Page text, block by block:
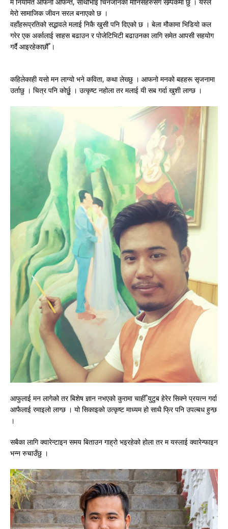
म नियमित आफनो आफन्त, साथीभाइ चिनजानका मानिसहरुसँग सम्र्पकमा छु । यस्ले
मेरो सामाजिक जीवन सरल बनाएको छ ।
वहाँहरूप्रतिको सद्भावले मलाई निकै खुसी पनि दिएको छ । बेला मौकामा भिडियो कल
गरेर एक अर्कालाई साहस बढाउन र पोजेटिभिटी बढाउनका लागि समेत आपसी सहयोग
गर्दै आइरहेकाछौँ ।
कहिलेकाही यसो मन लाग्यो भने कविता, कथा लेख्छु । आफनो मनको बहहरू सृजनामा
उर्ताछु । चित्र पनि कोर्छुु । उत्कृष्ट नहोला तर मलाई यी सब गर्दा खुशी लाग्छ ।
आफुलाई मन लागेको तर बिशेष ज्ञान नभएको कुरामा चाहीँ युटुब हेरेर सिक्ने प्रयत्न गर्दा
आफैलाई रमाइलो लाग्छ । यो सिकाइको उत्कृष्ट माध्यम हो साथै फ्रि पनि उपल्बध हुन्छ
।
सबैका लागि क्वारेन्टाइन समय बिताउन गाह्रो भइरहेको होला तर म यस्लाई क्वारेन्फाइन
भन्न रुचाउँछु ।